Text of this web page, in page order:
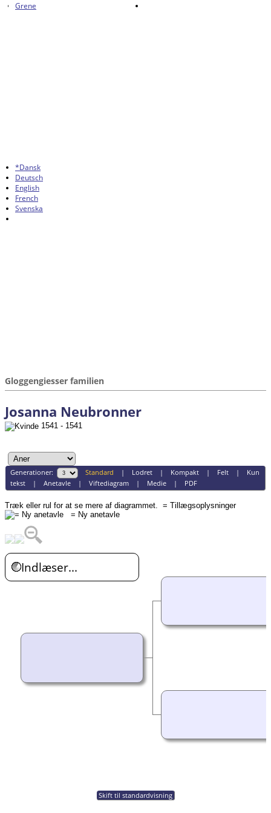
Grene
*Dansk
Deutsch
English
French
Svenska
Gloggengiesser familien
Josanna Neubronner
1541 - 1541
Generationer: Standard | Lodret| Kompakt| Felt| Kun
tekst| Anetavle| Viftediagram| Medie| PDF
Træk eller rul for at se mere af diagrammet.
= Tillægsoplysninger
= Ny anetavle
Indlæser...
Skift til standardvisning